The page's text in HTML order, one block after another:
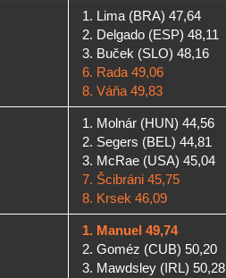
1. Lima (BRA) 47,64
2. Delgado (ESP) 48,11
3. Buček (SLO) 48,16
6. Rada 49,06
8. Váňa 49,83
1. Molnár (HUN) 44,56
2. Segers (BEL) 44,81
3. McRae (USA) 45,04
7. Šcibráni 45,75
8. Krsek 46,09
1. Manuel 49,74
2. Goméz (CUB) 50,20
3. Mawdsley (IRL) 50,28